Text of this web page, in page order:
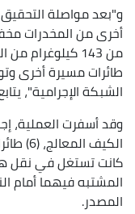
و"بعد مواصلة
أخرى من المخدرات
طائرات مسيرة أخرى
الشبكة الإجرامية"، يتابع
الكيف
كانت تستغل في نقل
المشتبه فيهما أمام
المصدر.